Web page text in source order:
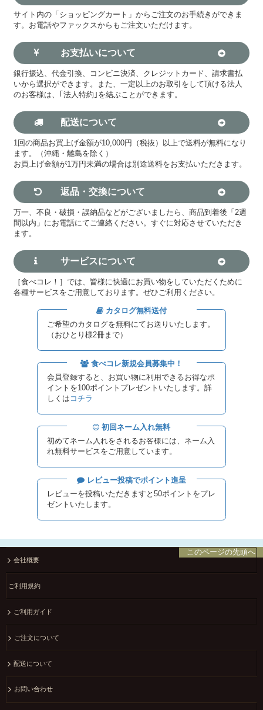
サイト内の「ショッピングカート」からご注文のお手続きができま
す。お電話やファックスからもご注文いただけます。
お支払いについて
銀行振込、代金引換、コンビニ決済、クレジットカード、請求書払
いから選択ができます。また、一定以上のお取引をして頂ける法人
のお客様は、｢法人特約｣を結ぶことができます。
配送について
1回の商品お買上げ金額が10,000円（税抜）以上で送料が無料になり
ます。（沖縄・離島を除く）
お買上げ金額が1万円未満の場合は別途送料をお支払いただきます。
返品・交換について
万一、不良・破損・誤納品などがございましたら、商品到着後「2週
間以内」にお電話にてご連絡ください。すぐに対応させていただき
ます。
サービスについて
［食べコレ！］では、皆様に快適にお買い物をしていただくために
各種サービスをご用意しております。ぜひご利用ください。
カタログ無料送付
ご希望のカタログを無料にてお送りいたします。
（おひとり様2冊まで）
食べコレ新規会員募集中！
会員登録すると、お買い物に利用できるお得なポ
イントを100ポイントプレゼントいたします。詳
しくは コチラ
初回ネーム入れ無料
初めてネーム入れをされるお客様には、ネーム入
れ無料サービスをご用意しています。
レビュー投稿でポイント進呈
レビューを投稿いただきますと50ポイントをプレ
ゼントいたします。
このページの先頭へ
会社概要
ご利用規約
ご利用ガイド
ご注文について
配送について
お問い合わせ